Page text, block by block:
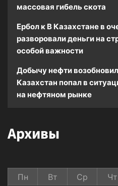
массовая гибель скота
Ербол к В Казахстане в
разворовали деньги на
особой важности
Добычу нефти
Казахстан попал в
на нефтяном рынке
Архивы
Пн
Вт Ср Чт